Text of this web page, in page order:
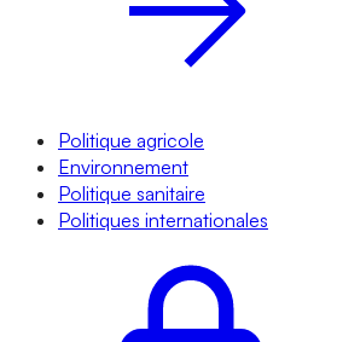
Politique agricole
Environnement
Politique sanitaire
Politiques internationales